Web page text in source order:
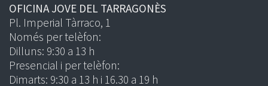
OFICINA JOVE DEL TARRAGONÈS
Pl. Imperial Tàrraco, 1
Només per telèfon:
Dilluns: 9:30 a 13 h
Presencial i per telèfon:
Dimarts: 9:30 a 13 h i 16.30 a 19 h